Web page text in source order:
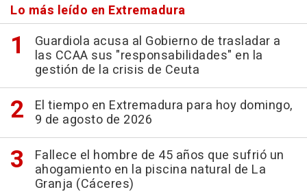
Lo más leído en Extremadura
Guardiola acusa al Gobierno de trasladar a
las CCAA sus "responsabilidades" en la
gestión de la crisis de Ceuta
El tiempo en Extremadura para hoy domingo,
9 de agosto de 2026
Fallece el hombre de 45 años que sufrió un
ahogamiento en la piscina natural de La
Granja (Cáceres)